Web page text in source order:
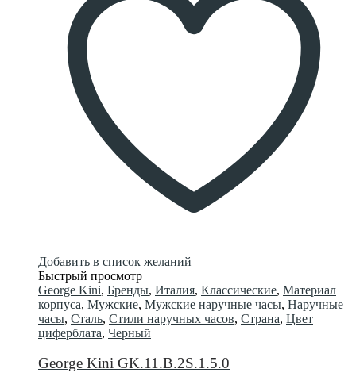
Добавить в список желаний
Быстрый просмотр
George Kini, Бренды, Италия, Классические, Материал
корпуса, Мужские, Мужские наручные часы, Наручные
часы, Сталь, Стили наручных часов, Страна, Цвет
циферблата, Черный
George Kini GK.11.B.2S.1.5.0